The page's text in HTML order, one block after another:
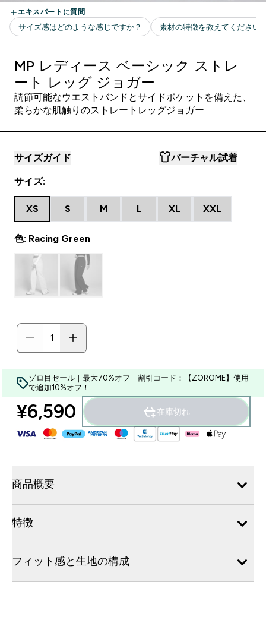
MP レディース ベーシック ストレ
ート レッグ ジョガー
調節可能なウエストバンドとサイドポケットを備えた、
柔らかな肌触りのストレートレッグジョガー
サイズガイド バーチャル試着
サイズ:
XS S M L XL XXL
色: Racing Green
ゾロ目セール｜最大70%オフ｜割引コード：【ZOROME】使用
で追加10%オフ！
¥6,590‎ 在庫切れ
商品概要
特徴
フィット感と生地の構成